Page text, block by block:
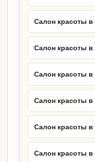
Салон красоты
Салон красоты
Салон красоты
Салон красоты в
Салон красоты в
Салон красоты в